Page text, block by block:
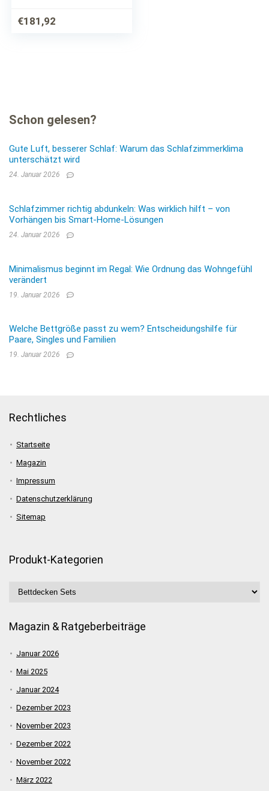
Wärmeverhalten bei
hoher Leichtigkeit, im
€181,92
Schon gelesen?
Gute Luft, besserer Schlaf: Warum das Schlafzimmerklima
unterschätzt wird
24. Januar 2026
Schlafzimmer richtig abdunkeln: Was wirklich hilft – von
Vorhängen bis Smart-Home-Lösungen
24. Januar 2026
Minimalismus beginnt im Regal: Wie Ordnung das Wohngefühl
verändert
19. Januar 2026
Welche Bettgröße passt zu wem? Entscheidungshilfe für
Paare, Singles und Familien
19. Januar 2026
Rechtliches
Startseite
Magazin
Impressum
Datenschutzerklärung
Sitemap
Produkt-Kategorien
Magazin & Ratgeberbeiträge
Januar 2026
Mai 2025
Januar 2024
Dezember 2023
November 2023
Dezember 2022
November 2022
März 2022